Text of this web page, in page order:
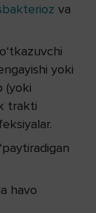
va
yoki
(yoki
trakti
havo